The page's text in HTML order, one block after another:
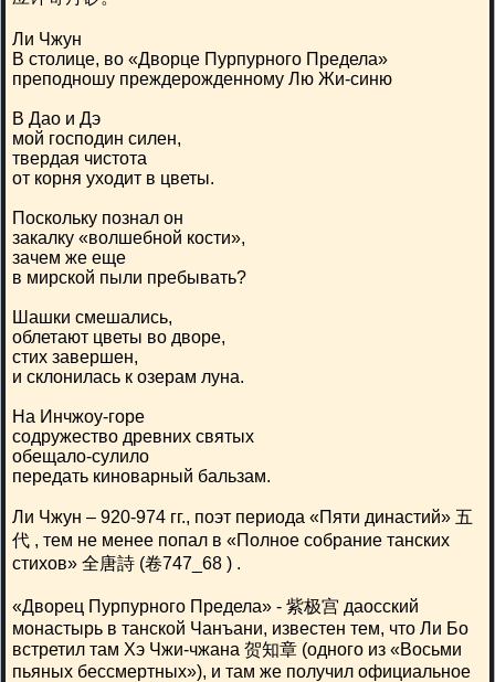
Ли Чжун
В столице, во «Дворце Пурпурного Предела»
преподношу преждерожденному Лю Жи-синю
В Дао и Дэ
мой господин силен,
твердая чистота
от корня уходит в цветы.
Поскольку познал он
закалку «волшебной кости»,
зачем же еще
в мирской пыли пребывать?
Шашки смешались,
облетают цветы во дворе,
стих завершен,
и склонилась к озерам луна.
На Инчжоу-горе
содружество древних святых
обещало-сулило
передать киноварный бальзам.
Ли Чжун – 920-974 гг., поэт периода «Пяти династий» 五
代 , тем не менее попал в «Полное собрание танских
стихов» 全唐詩 (卷747_68 ) .
«Дворец Пурпурного Предела» - 紫极宫 даосский
монастырь в танской Чанъани, известен тем, что Ли Бо
встретил там Хэ Чжи-чжана 贺知章 (одного из «Восьми
пьяных бессмертных»), и там же получил официальное